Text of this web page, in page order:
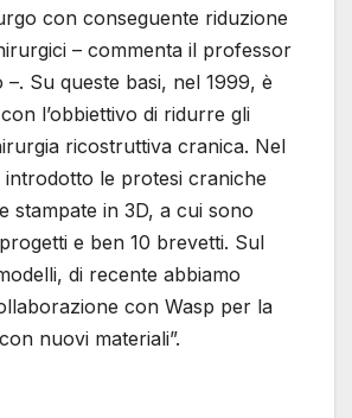
con conseguente riduzione
– commenta il professor
–. Su queste basi, nel 1999, è
l’obbiettivo di ridurre gli
ricostruttiva cranica. Nel
introdotto le protesi craniche
stampate in 3D, a cui sono
e ben 10 brevetti. Sul
di recente abbiamo
con Wasp per la
nuovi materiali”.